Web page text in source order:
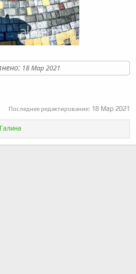
18 Мар 2021
Последнее редактирование: 18 Мар 2021
Галина